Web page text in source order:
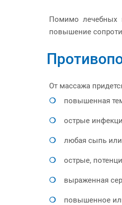
Помимо лечебных
повышение
От массажа
повышенная
острые
любая сыпь
острые,
выраженная
повышенное